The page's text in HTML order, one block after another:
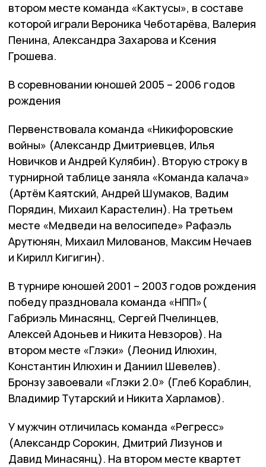
втором месте команда «Кактусы», в составе
которой играли Вероника Чеботарёва, Валерия
Пенина, Александра Захарова и Ксения
Грошева.
В соревновании юношей 2005 – 2006 годов
рождения
Первенствовала команда «Никифоровские
войны» (Александр Дмитриевцев, Илья
Новичков и Андрей Кулябин). Вторую строку в
турнирной таблице заняла «Команда калача»
(Артём Каятский, Андрей Шумаков, Вадим
Порядин, Михаил Карастелин). На третьем
месте «Медведи на велосипеде» Рафаэль
Арутюнян, Михаил Милованов, Максим Нечаев
и Кирилл Кигигин).
В турнире юношей 2001 – 2003 годов рождения
победу праздновала команда «НПП»(
Габриэль Минасянц, Сергей Пчелинцев,
Алексей Адоньев и Никита Невзоров). На
втором месте «Глэки» (Леонид Илюхин,
Константин Илюхин и Даниил Шевелев).
Бронзу завоевали «Глэки 2.0» (Глеб Кораблин,
Владимир Тутарский и Никита Харламов).
У мужчин отличилась команда «Регресс»
(Александр Сорокин, Дмитрий Лизунов и
Давид Минасянц). На втором месте квартет